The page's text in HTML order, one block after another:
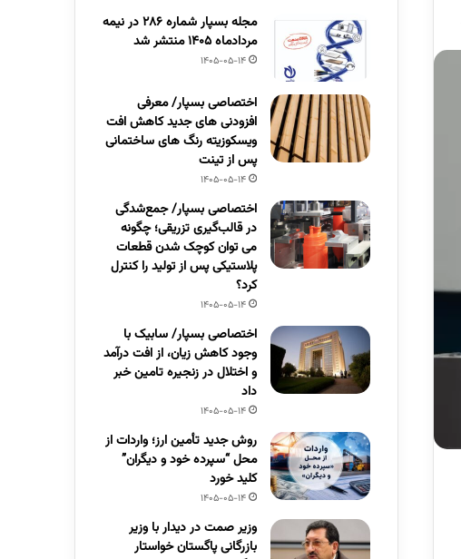
مجله بسپار شماره 286 در نیمه
مردادماه 1405 منتشر شد
1405-05-14
اختصاصی بسپار/ معرفی
افزودنی های جدید کاهش افت
ویسکوزیته رنگ های ساختمانی
پس از تینت
1405-05-14
اختصاصی بسپار/ جمع‌شدگی
در قالب‌گیری تزریقی؛ چگونه
می توان کوچک شدن قطعات
پلاستیکی پس از تولید را کنترل
کرد؟
1405-05-14
اختصاصی بسپار/ سابیک با
وجود کاهش زیان، از افت درآمد
و اختلال در زنجیره تامین خبر
داد
1405-05-14
روش جدید تأمین ارز؛ واردات از
محل “سپرده خود و دیگران”
کلید خورد
1405-05-14
وزیر صمت در دیدار با وزیر
بازرگانی پاگستان خواستار